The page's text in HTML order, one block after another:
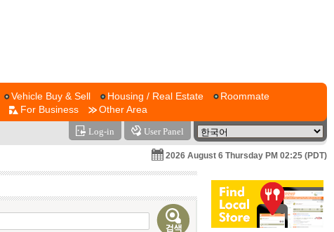
Vehicle Buy & Sell Housing / Real Estate
Roommate
For Business Other Area
Log-in User Panel
2026 August 6 Thursday PM 02:25 (PDT)